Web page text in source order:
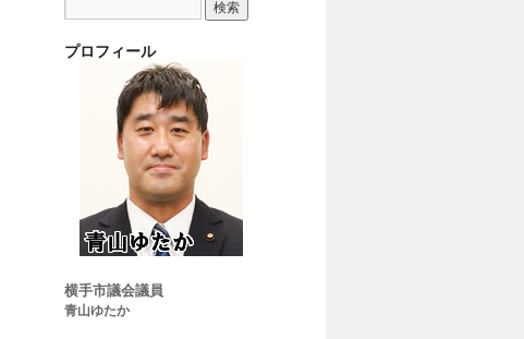
プロフィール
横手市議会議員
青山ゆたか